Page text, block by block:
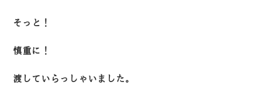
そっと！
慎重に！
渡していらっしゃいました。